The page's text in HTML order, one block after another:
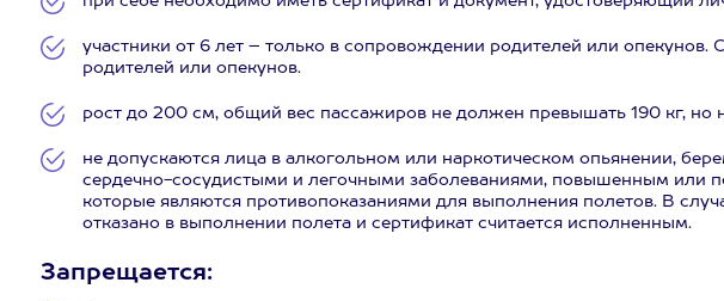
участники от 6 лет – только в сопровождении родителей или
родителей или опекунов.
рост до 200 см, общий вес пассажиров не должен превышать 190 кг, но
не допускаются лица в алкогольном или наркотическом опьянении,
сердечно-сосудистыми и легочными заболеваниями, повышенным или
которые являются противопоказаниями для выполнения полетов. В
отказано в выполнении полета и сертификат считается исполненным.
Запрещается: